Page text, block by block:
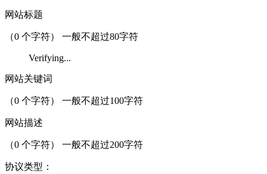
网站标题
（0 个字符） 一般不超过80字符
Verifying...
网站关键词
（0 个字符） 一般不超过100字符
网站描述
（0 个字符） 一般不超过200字符
协议类型：